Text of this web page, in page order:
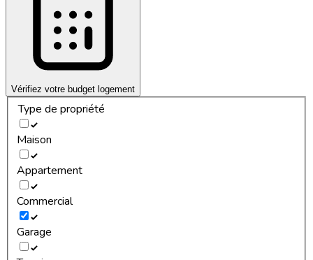
Vérifiez votre budget logement
Type de propriété
Maison
Appartement
Commercial
Garage